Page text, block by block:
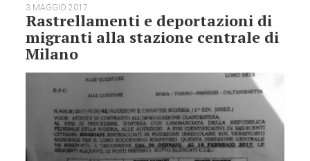
3 MAGGIO 2017
Rastrellamenti e deportazioni di
migranti alla stazione centrale di
Milano